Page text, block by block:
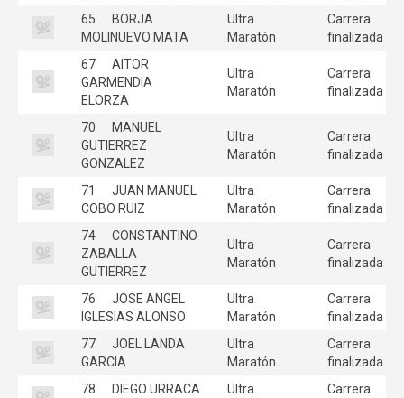
65
BORJA
MOLINUEVO MATA
Ultra
Maratón
Carrera
finalizada
67
AITOR
GARMENDIA
ELORZA
Ultra
Maratón
Carrera
finalizada
70
MANUEL
GUTIERREZ
GONZALEZ
Ultra
Maratón
Carrera
finalizada
71
JUAN MANUEL
COBO RUIZ
Ultra
Maratón
Carrera
finalizada
74
CONSTANTINO
ZABALLA
GUTIERREZ
Ultra
Maratón
Carrera
finalizada
76
JOSE ANGEL
IGLESIAS ALONSO
Ultra
Maratón
Carrera
finalizada
77
JOEL LANDA
GARCIA
Ultra
Maratón
Carrera
finalizada
78
DIEGO URRACA
Ultra
Carrera